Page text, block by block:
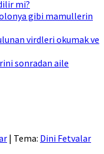
mi?
gibi mamullerin
virdleri okumak ve
sonradan aile
| Tema: Dini Fetvalar